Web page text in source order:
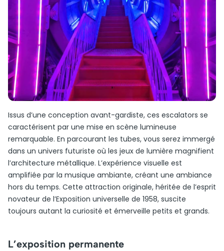
Issus d’une conception avant-gardiste, ces escalators se
caractérisent par une mise en scène lumineuse
remarquable. En parcourant les tubes, vous serez immergé
dans un univers futuriste où les jeux de lumière magnifient
l’architecture métallique. L’expérience visuelle est
amplifiée par la musique ambiante, créant une ambiance
hors du temps. Cette attraction originale, héritée de l’esprit
novateur de l’Exposition universelle de 1958, suscite
toujours autant la curiosité et émerveille petits et grands.
L’exposition permanente